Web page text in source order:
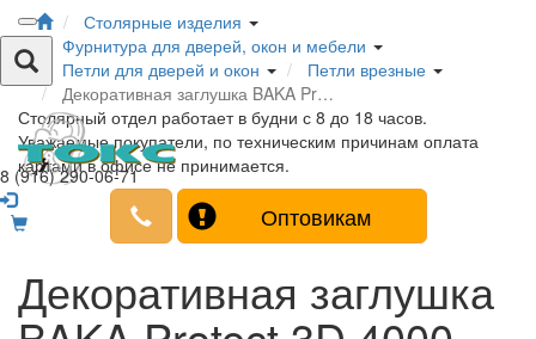
8 (916) 290-06-71
Столярные изделия
Фурнитура для дверей, окон и мебели
Петли для дверей и окон
Петли врезные
Декоративная заглушка BAKA Pr…
Столярный отдел работает в будни с 8 до 18 часов.
Уважаемые покупатели, по техническим причинам оплата
картами в офисе не принимается.
Оптовикам
Декоративная заглушка